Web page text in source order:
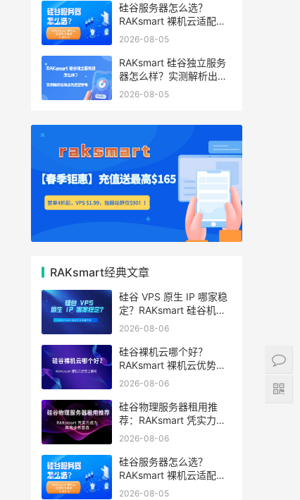
硅谷服务器怎么选？
RAKsmart 裸机云适配跨
境电商 手游后台
2026-08-05
RAKsmart 硅谷独立服务
器怎么样？实测解析出海
业务选型参考
2026-08-05
RAKsmart经典文章
硅谷 VPS 原生 IP 哪家稳
定？RAKsmart 硅谷机房
深度评测
2026-08-06
硅谷裸机云哪个好？
RAKsmart 裸机云优势全
解析
2026-08-06
硅谷物理服务器租用推
荐：RAKsmart 凭实力成
为跨境业务首选
2026-08-06
硅谷服务器怎么选？
RAKsmart 裸机云适配跨
境电商 手游后台
2026-08-05